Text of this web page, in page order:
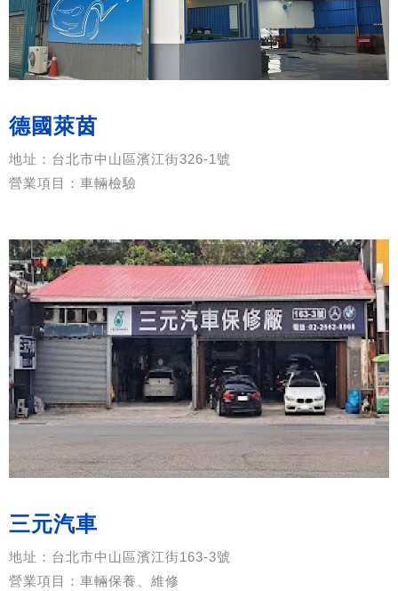
德國萊茵
地址：台北市中山區濱江街326-1號
營業項目：車輛檢驗
三元汽車
地址：台北市中山區濱江街163-3號
營業項目：車輛保養、維修